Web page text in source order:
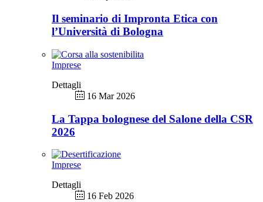
Il seminario di Impronta Etica con
l’Università di Bologna
Imprese
Dettagli
16 Mar 2026
La Tappa bolognese del Salone della CSR
2026
Imprese
Dettagli
16 Feb 2026